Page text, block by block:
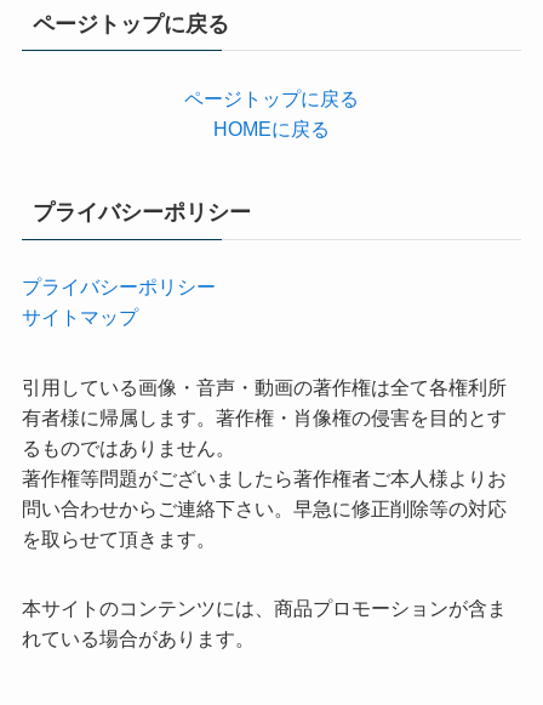
ページトップに戻る
ページトップに戻る
HOMEに戻る
プライバシーポリシー
プライバシーポリシー
サイトマップ
引用している画像・音声・動画の著作権は全て各権利所
有者様に帰属します。著作権・肖像権の侵害を目的とす
るものではありません。
著作権等問題がございましたら著作権者ご本人様よりお
問い合わせからご連絡下さい。早急に修正削除等の対応
を取らせて頂きます。
本サイトのコンテンツには、商品プロモーションが含ま
れている場合があります。